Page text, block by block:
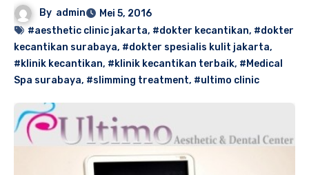
By admin
Mei 5, 2016
#aesthetic clinic jakarta, #dokter kecantikan, #dokter
kecantikan surabaya, #dokter spesialis kulit jakarta,
#klinik kecantikan, #klinik kecantikan terbaik, #Medical
Spa surabaya, #slimming treatment, #ultimo clinic